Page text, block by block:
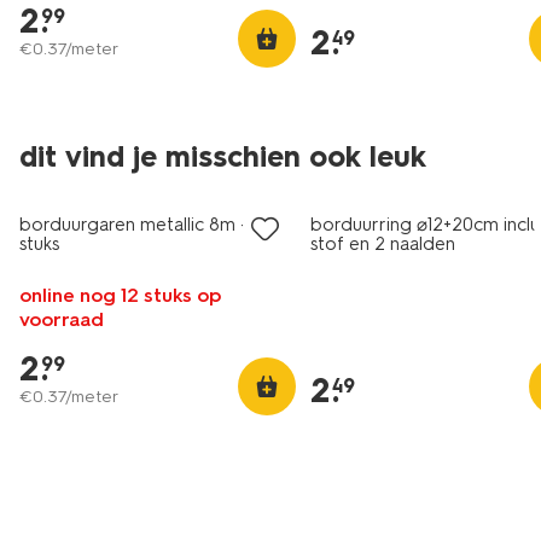
2.
99
€0.37/meter 2.
49
dit vind je misschien ook leuk
borduurgaren metallic 8m - 10
stuks
online nog 12 stuks op
voorraad
2.
99
€0.37/meter
borduurring ⌀12+20cm
stof en 2 naalden
2.
49